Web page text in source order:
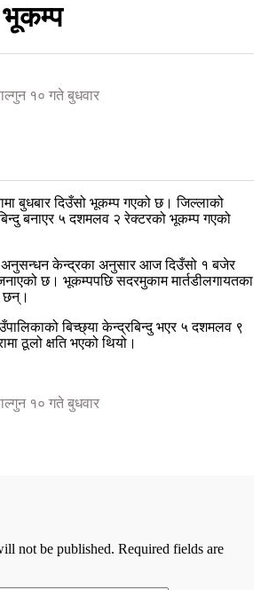
भूकम्प
१० गते बुधवार
बुधबार दिउँसो भूकम्प गएको छ। जिल्लाको
बनाएर ५ दशमलव २ रेक्टरको भूकम्प गएको
अनुसन्धन केन्द्रका अनुसार आज दिउँसो १ बजेर
छ। भूकम्पपछि सदरमुकाम मार्तडीलगायतका
छन्।
बिच्छ्या केन्द्रबिन्दु भएर ५ दशमलव ९
ठूलो क्षति भएको थियो।
१० गते बुधवार
not be published. Required fields are